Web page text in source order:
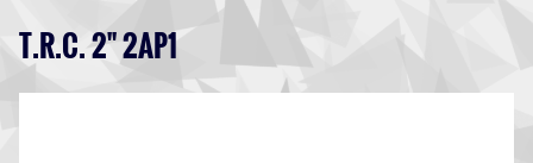
T.R.C. 2'' 2AP1